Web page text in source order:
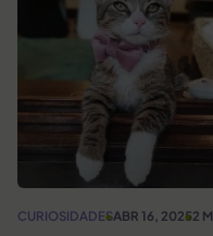
CURIOSIDADESABR 16, 20252